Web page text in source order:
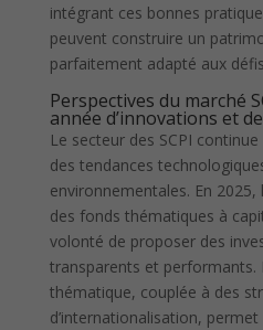
intégrant ces bonnes
peuvent construire un
parfaitement adapté aux
Perspectives du marché
année d’innovations et
Le secteur des SCPI
des tendances
environnementales. En
des fonds thématiques à
volonté de proposer des
transparents et performants.
thématique, couplée à des
d’internationalisation,